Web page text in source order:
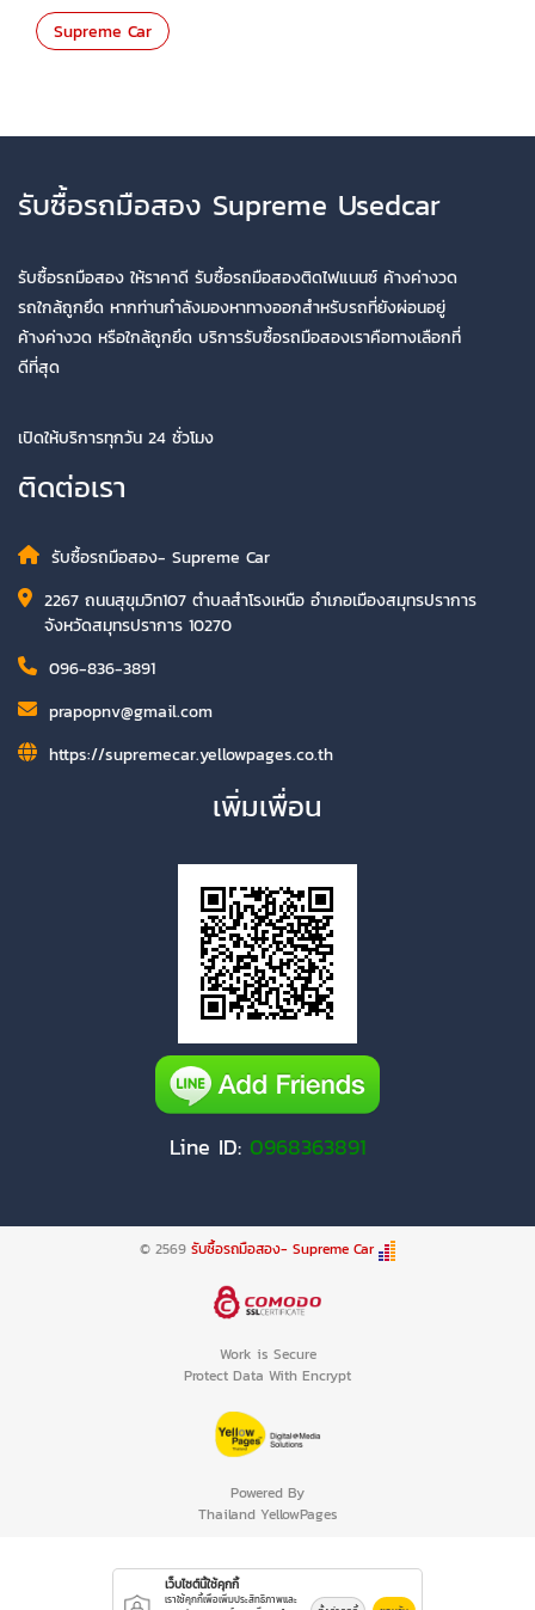
Supreme Car
รับซื้อรถมือสอง Supreme Usedcar
รับซื้อรถมือสอง ให้ราคาดี รับซื้อรถมือสองติดไฟแนนซ์ ค้างค่างวด
รถใกล้ถูกยึด หากท่านกำลังมองหาทางออกสำหรับรถที่ยังผ่อนอยู่
ค้างค่างวด หรือใกล้ถูกยึด บริการรับซื้อรถมือสองเราคือทางเลือกที่
ดีที่สุด
เปิดให้บริการทุกวัน 24 ชั่วโมง
ติดต่อเรา
รับซื้อรถมือสอง- Supreme Car
2267 ถนนสุขุมวิท107 ตำบลสำโรงเหนือ อำเภอเมืองสมุทรปราการ
จังหวัดสมุทรปราการ 10270
096-836-3891
prapopnv@gmail.com
https://supremecar.yellowpages.co.th
เพิ่มเพื่อน
Line ID: 0968363891
© 2569 รับซื้อรถมือสอง- Supreme Car
Work is Secure
Protect Data With Encrypt
Powered By
Thailand YellowPages
เว็บไซต์นี้ใช้คุกกี้
เราใช้คุกกี้เพื่อเพิ่มประสิทธิภาพและ